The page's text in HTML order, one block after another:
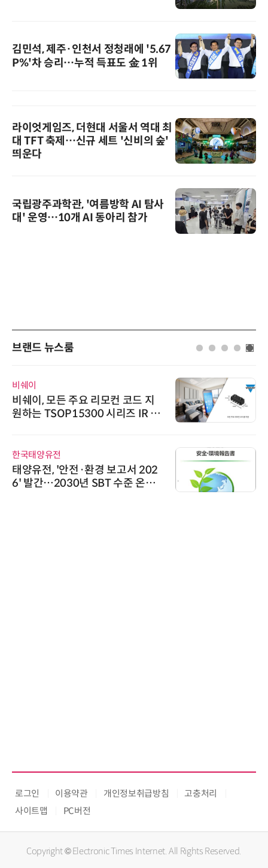
김민석, 제주·인천서 정청래에 '5.67
P%'차 승리…누적 득표도 金 1위
라이엇게임즈, 더현대 서울서 역대 최
대 TFT 축제…신규 세트 '신비의 숲'
띄운다
국립광주과학관, '여름방학 AI 탐사
대' 운영…10개 AI 동아리 참가
브랜드 뉴스룸
비쉐이
비쉐이, 모든 주요 리모컨 코드 지
원하는 TSOP15300 시리즈 IR 수
한국태양유전
태양유전, '안전·환경 보고서 202
6' 발간…2030년 SBT 수준 온실
로그인 이용약관 개인정보취급방침
고충처리
사이트맵
PC버전
Copyright © Electronic Times Internet. All Rights Reserved.